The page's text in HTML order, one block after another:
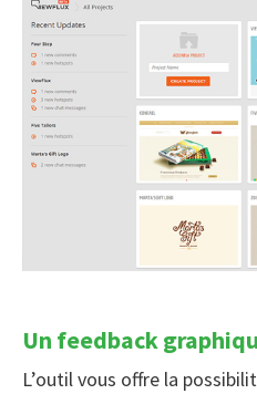
Un feedback
L’outil vous offre la